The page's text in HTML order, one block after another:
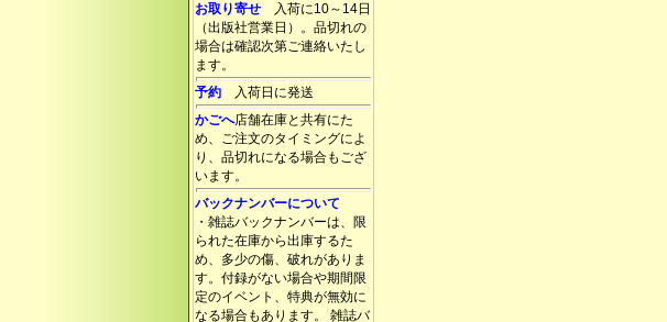
お取り寄せ 入荷に10～14日
（出版社営業日）。品切れの
場合は確認次第ご連絡いたし
ます。
予約 入荷日に発送
かごへ店舗在庫と共有にた
め、ご注文のタイミングによ
り、品切れになる場合もござ
います。
バックナンバーについて
・雑誌バックナンバーは、限
られた在庫から出庫するた
め、多少の傷、破れがありま
す。付録がない場合や期間限
定のイベント、特典が無効に
なる場合もあります。 雑誌バ